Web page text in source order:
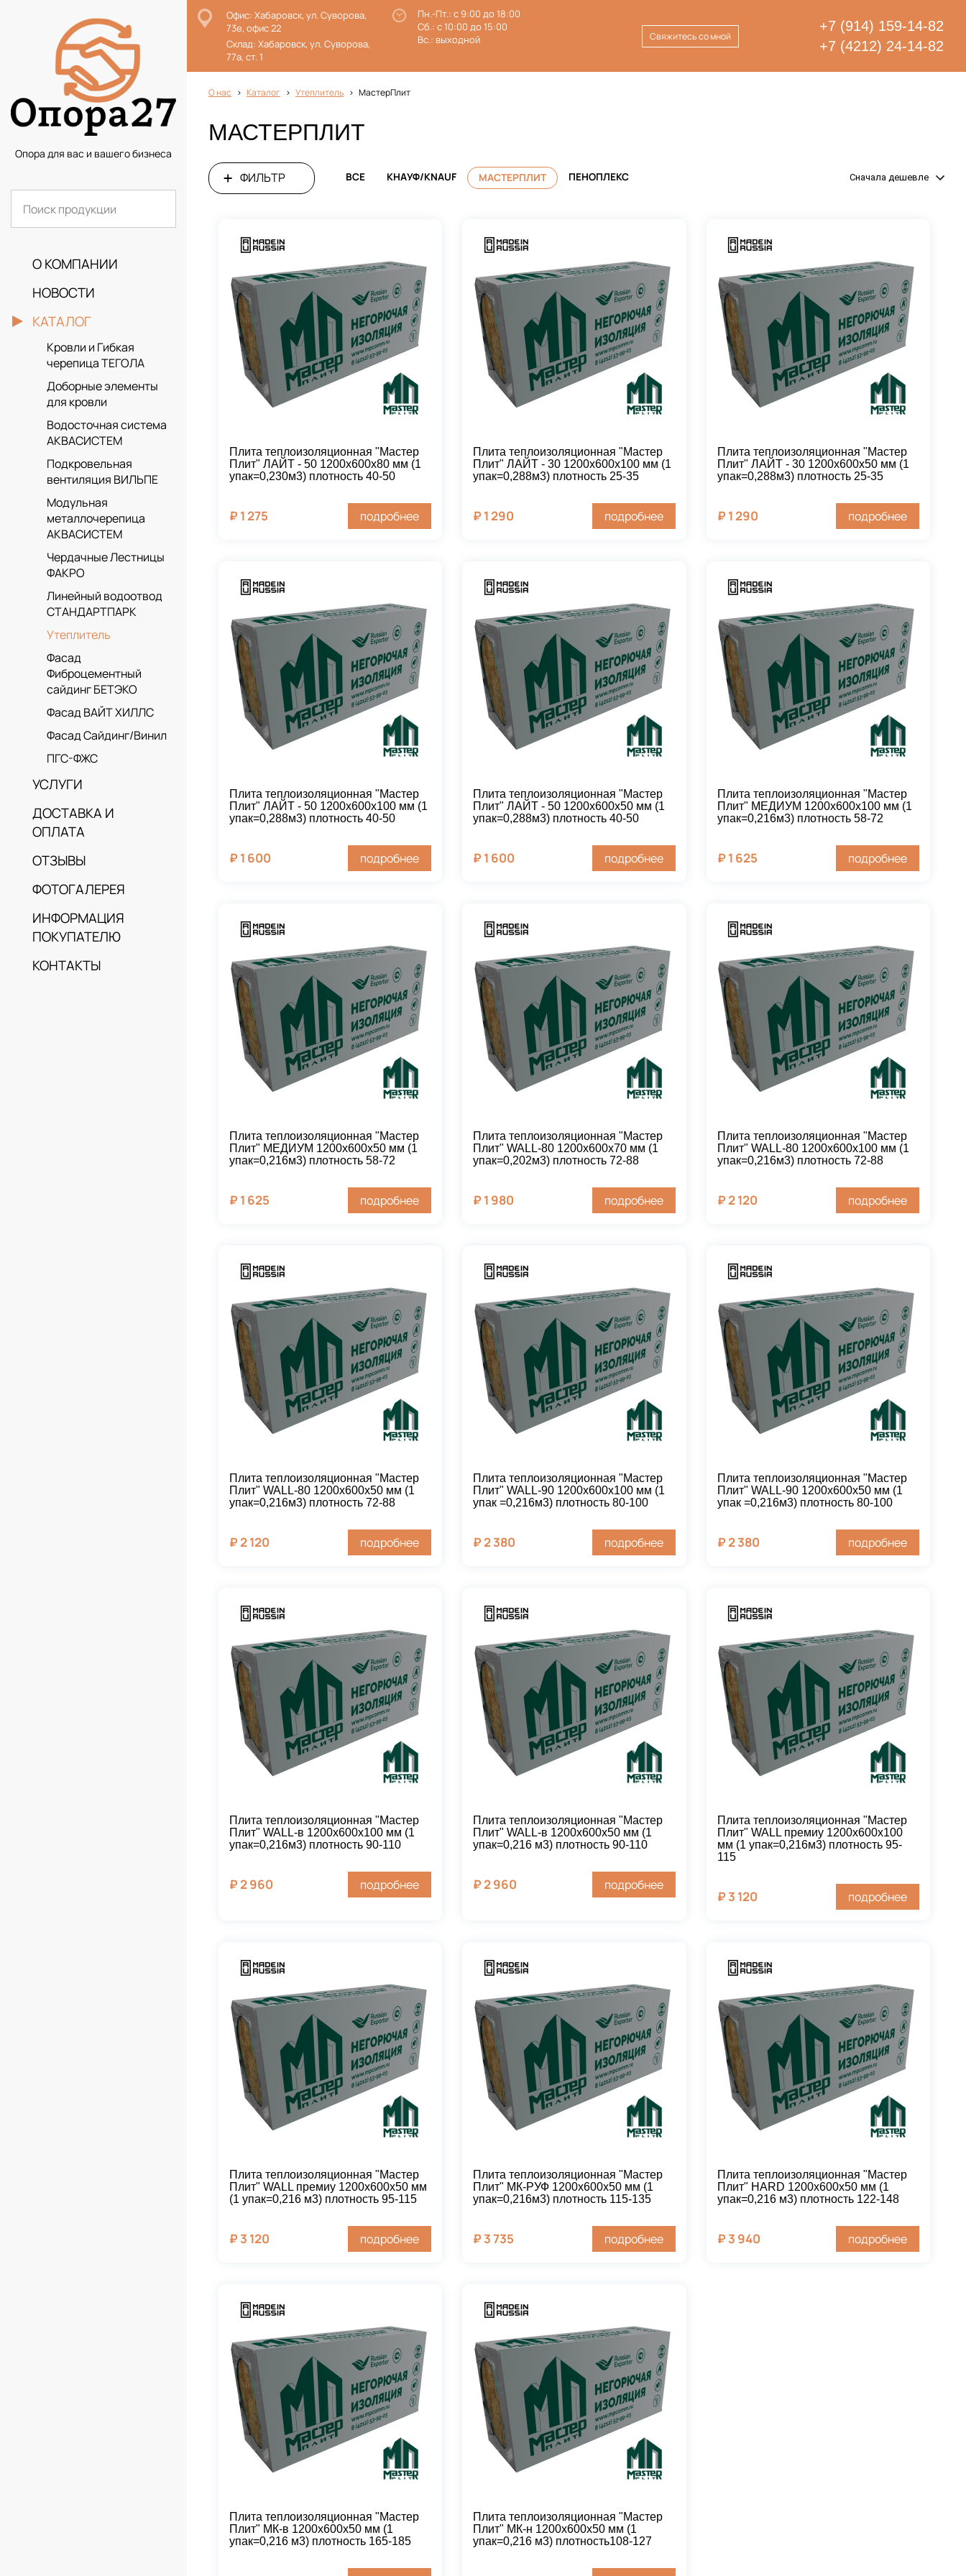
Опора для вас и вашего бизнеса
О КОМПАНИИ
НОВОСТИ
КАТАЛОГ
Кровли и Гибкая
черепица ТЕГОЛА
Доборные элементы
для кровли
Водосточная система
АКВАСИСТЕМ
Подкровельная
вентиляция ВИЛЬПЕ
Модульная
металлочерепица
АКВАСИСТЕМ
Чердачные Лестницы
ФАКРО
Линейный водоотвод
СТАНДАРТПАРК
Утеплитель
Фасад
Фиброцементный
сайдинг БЕТЭКО
Фасад ВАЙТ ХИЛЛС
Фасад Сайдинг/Винил
ПГС-ФЖС
УСЛУГИ
ДОСТАВКА И
ОПЛАТА
ОТЗЫВЫ
ФОТОГАЛЕРЕЯ
ИНФОРМАЦИЯ
ПОКУПАТЕЛЮ
КОНТАКТЫ
Офис: Хабаровск, ул. Суворова,
73е, офис 22
Склад: Хабаровск, ул. Суворова,
77а, ст. 1
Пн.-Пт.: с 9:00 до 18:00
Сб.: с 10:00 до 15:00
Вс.: выходной
+7 (914) 159-14-82
+7 (4212) 24-14-82
Свяжитесь со мной
О нас Каталог Утеплитель МастерПлит
МАСТЕРПЛИТ
ВСЕ КНАУФ/KNAUF МАСТЕРПЛИТ ПЕНОПЛЕКС
ФИЛЬТР Сначала дешевле
Плита теплоизоляционная "Мастер
Плит" ЛАЙТ - 50 1200х600х80 мм (1
упак=0,230м3) плотность 40-50
₽ 1 275 подробнее
Плита теплоизоляционная "Мастер
Плит" ЛАЙТ - 30 1200х600х100 мм (1
упак=0,288м3) плотность 25-35
₽ 1 290 подробнее
Плита теплоизоляционная "Мастер
Плит" ЛАЙТ - 30 1200х600х50 мм (1
упак=0,288м3) плотность 25-35
₽ 1 290 подробнее
Плита теплоизоляционная "Мастер
Плит" ЛАЙТ - 50 1200х600х100 мм (1
упак=0,288м3) плотность 40-50
₽ 1 600 подробнее
Плита теплоизоляционная "Мастер
Плит" ЛАЙТ - 50 1200х600х50 мм (1
упак=0,288м3) плотность 40-50
₽ 1 600 подробнее
Плита теплоизоляционная "Мастер
Плит" МЕДИУМ 1200х600х100 мм (1
упак=0,216м3) плотность 58-72
₽ 1 625 подробнее
Плита теплоизоляционная "Мастер
Плит" МЕДИУМ 1200х600х50 мм (1
упак=0,216м3) плотность 58-72
₽ 1 625 подробнее
Плита теплоизоляционная "Мастер
Плит" WALL-80 1200х600х70 мм (1
упак=0,202м3) плотность 72-88
₽ 1 980 подробнее
Плита теплоизоляционная "Мастер
Плит" WALL-80 1200х600х100 мм (1
упак=0,216м3) плотность 72-88
₽2 120 подробнее
Плита теплоизоляционная "Мастер
Плит" WALL-80 1200х600х50 мм (1
упак=0,216м3) плотность 72-88
₽2 120 подробнее
Плита теплоизоляционная "Мастер
Плит" WALL-90 1200х600х100 мм (1
упак =0,216м3) плотность 80-100
₽2 380 подробнее
Плита теплоизоляционная "Мастер
Плит" WALL-90 1200х600х50 мм (1
упак =0,216м3) плотность 80-100
₽2 380 подробнее
Плита теплоизоляционная "Мастер
Плит" WALL-в 1200х600х100 мм (1
упак=0,216м3) плотность 90-110
₽2 960 подробнее
Плита теплоизоляционная "Мастер
Плит" WALL-в 1200х600х50 мм (1
упак=0,216 м3) плотность 90-110
₽2 960 подробнее
Плита теплоизоляционная "Мастер
Плит" WALL премиу 1200х600х100
мм (1 упак=0,216м3) плотность 95-
115
₽ 3 120 подробнее
Плита теплоизоляционная "Мастер
Плит" WALL премиу 1200х600х50 мм
(1 упак=0,216 м3) плотность 95-115
₽ 3 120 подробнее
Плита теплоизоляционная "Мастер
Плит" МК-РУФ 1200х600х50 мм (1
упак=0,216м3) плотность 115-135
₽ 3 735 подробнее
Плита теплоизоляционная "Мастер
Плит" HARD 1200х600х50 мм (1
упак=0,216 м3) плотность 122-148
₽ 3 940 подробнее
Плита теплоизоляционная "Мастер
Плит" МК-в 1200х600х50 мм (1
упак=0,216 м3) плотность 165-185
Плита теплоизоляционная "Мастер
Плит" МК-н 1200х600х50 мм (1
упак=0,216 м3) плотность108-127